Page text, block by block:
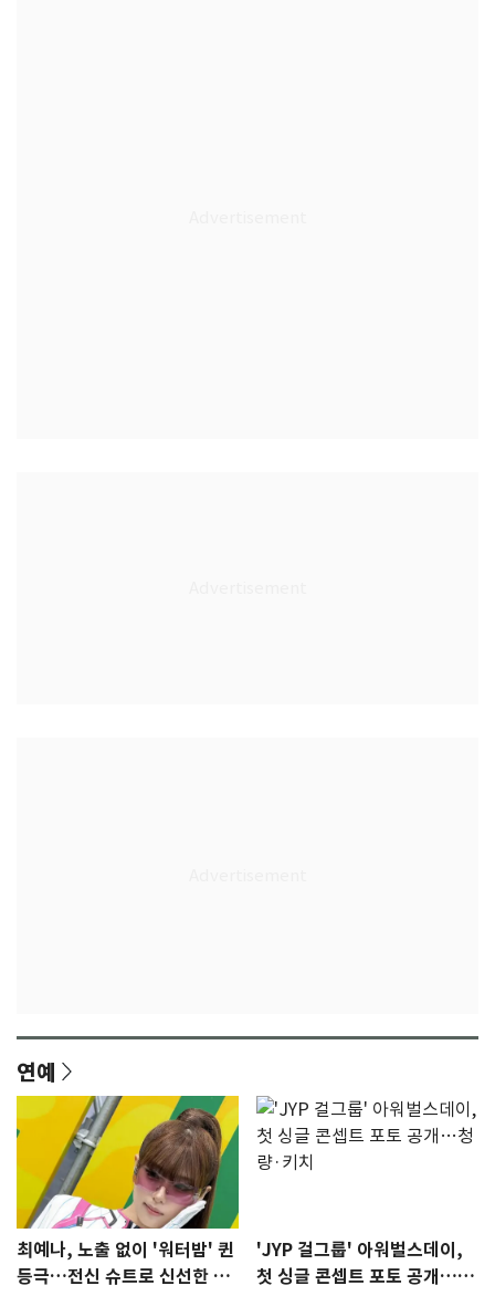
연예
최예나, 노출 없이 '워터밤' 퀸
등극…전신 슈트로 신선한 충
'JYP 걸그룹' 아워벌스데이,
첫 싱글 콘셉트 포토 공개…청